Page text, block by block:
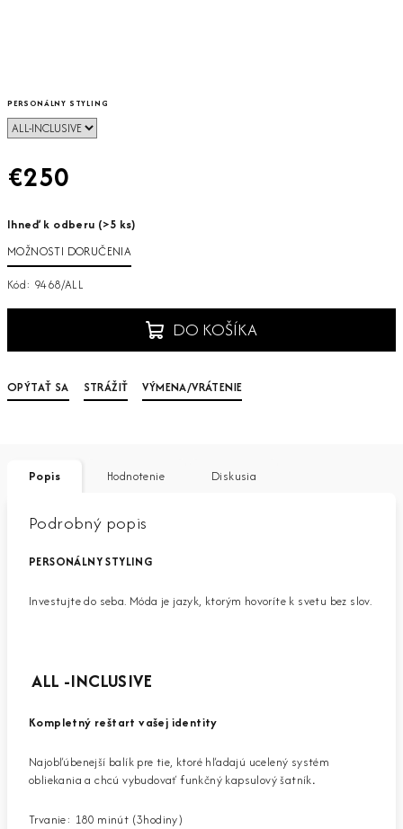
PERSONÁLNY STYLING
€250
cena:
Ihneď k odberu (>5 ks)
MOŽNOSTI DORUČENIA
Kód: 9468/ALL
DO KOŠÍKA
OPÝTAŤ SA STRÁŽIŤ VÝMENA/VRÁTENIE
Popis Hodnotenie Diskusia
Podrobný popis
PERSONÁLNY STYLING
Investujte do seba. Móda je jazyk, ktorým hovoríte k svetu bez slov.
ALL -INCLUSIVE
Kompletný reštart vašej identity
Najobľúbenejší balík pre tie, ktoré hľadajú ucelený systém
obliekania a chcú vybudovať funkčný kapsulový šatník.
Trvanie: 180 minút (3hodiny)